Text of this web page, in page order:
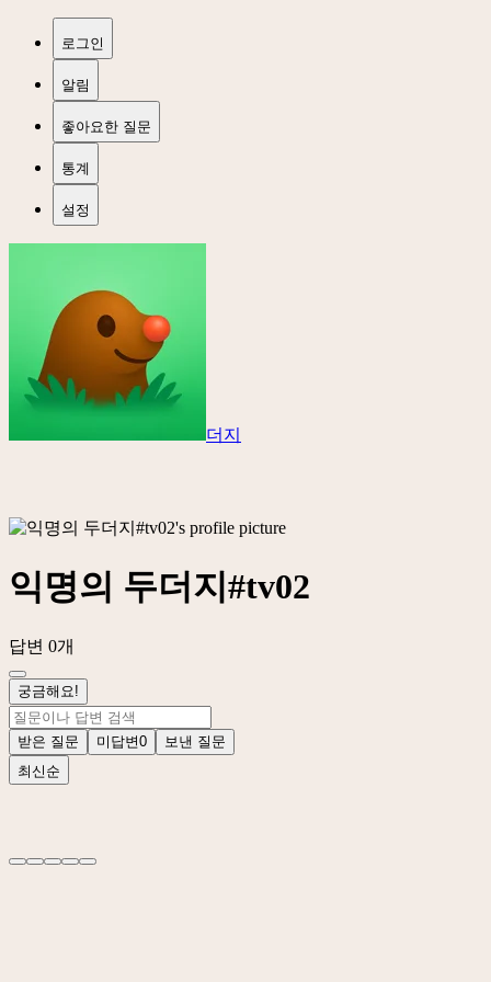
로그인
알림
좋아요한 질문
통계
설정
더지
익명의 두더지#tv02
답변 0개
궁금해요!
받은 질문 미답변0
보낸 질문
최신순